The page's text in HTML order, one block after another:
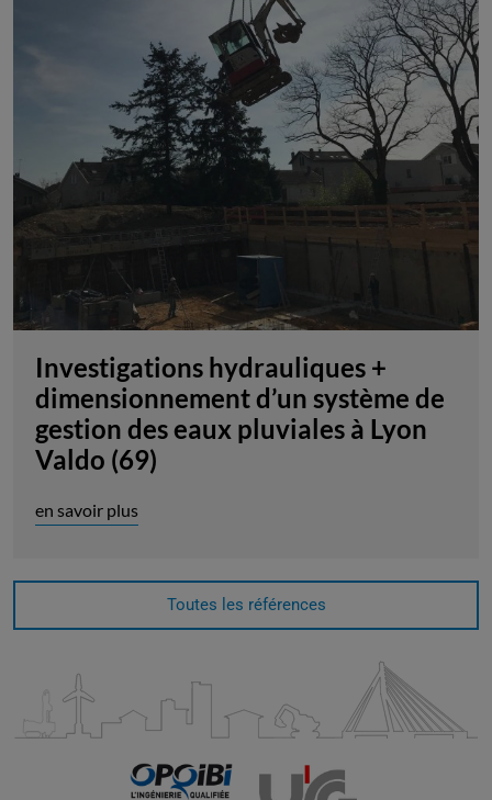
Investigations hydrauliques +
dimensionnement d’un système de
gestion des eaux pluviales à Lyon
Valdo (69)
en savoir plus
Toutes les références